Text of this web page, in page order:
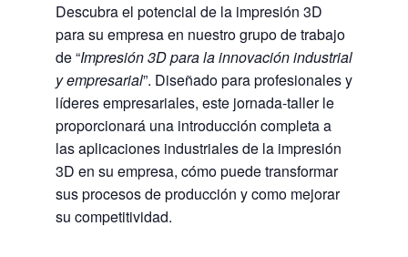
Descubra el potencial de la impresión 3D
para su empresa en nuestro grupo de trabajo
de “Impresión 3D para la innovación industrial
y empresarial”. Diseñado para profesionales y
líderes empresariales, este jornada-taller le
proporcionará una introducción completa a
las aplicaciones industriales de la impresión
3D en su empresa, cómo puede transformar
sus procesos de producción y como mejorar
su competitividad.